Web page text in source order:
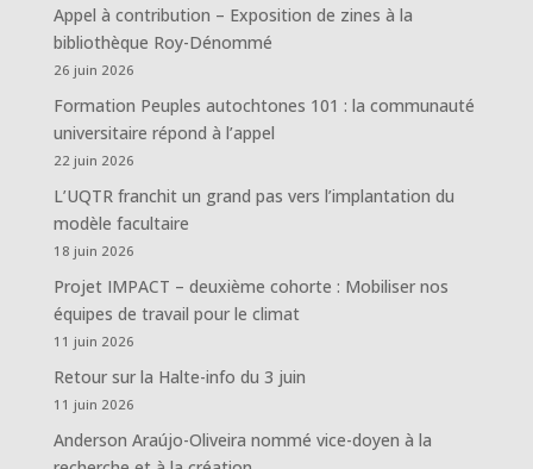
Appel à contribution – Exposition de zines à la
bibliothèque Roy-Dénommé
26 juin 2026
Formation Peuples autochtones 101 : la communauté
universitaire répond à l’appel
22 juin 2026
L’UQTR franchit un grand pas vers l’implantation du
modèle facultaire
18 juin 2026
Projet IMPACT – deuxième cohorte : Mobiliser nos
équipes de travail pour le climat
11 juin 2026
Retour sur la Halte-info du 3 juin
11 juin 2026
Anderson Araújo-Oliveira nommé vice-doyen à la